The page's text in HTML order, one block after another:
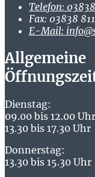
Telefon:
Fax: 03838
E-Mail:
Allgemeine
Dienstag:
09.00 bis 12.00 Uhr
13.30 bis 17.30 Uhr
Donnerstag:
13.30 bis 15.30 Uhr